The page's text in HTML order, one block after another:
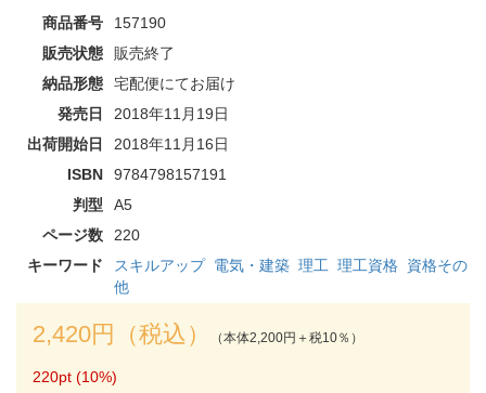
商品番号
157190
販売状態
販売終了
納品形態
宅配便にてお届け
発売日
2018年11月19日
出荷開始日
2018年11月16日
ISBN
9784798157191
判型
A5
ページ数
220
キーワード
スキルアップ 電気・建築 理工 理工資格 資格その
他
2,420円（税込） （本体2,200円＋税10％）
220pt (10%)